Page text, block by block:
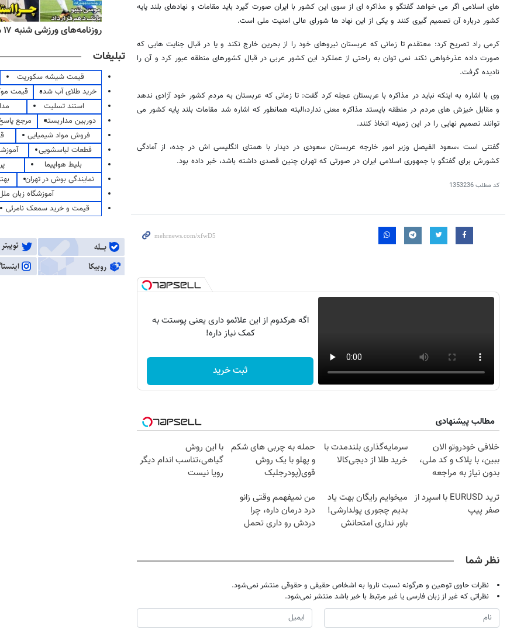
های اسلامی اگر می خواهد گفتگو و مذاکره ای از سوی این کشور با ایران صورت گیرد باید مقامات و نهادهای بلند پایه
کشور درباره آن تصمیم گیری کنند و یکی از این نهاد ها شورای عالی امنیت ملی است.
کرمی راد تصریح کرد: معتقدم تا زمانی که عربستان نیروهای خود را از بحرین خارج نکند و یا در قبال جنایت هایی که
صورت داده عذرخواهی نکند نمی توان به راحتی از عملکرد این کشور عربی در قبال کشورهای منطقه عبور کرد و آن را
نادیده گرفت.
وی با اشاره به اینکه نباید در مذاکره با عربستان عجله کرد گفت: تا زمانی که عربستان به مردم کشور خود آزادی ندهد
و مقابل خیزش های مردم در منطقه بایستد مذاکره معنی ندارد،البته همانطور که اشاره شد مقامات بلند پایه کشور می
توانند تصمیم نهایی را در این زمینه اتخاذ کنند.
گفتنی است ،سعود الفیصل وزیر امور خارجه عربستان سعودی در دیدار با همتای انگلیسی اش در جده، از آمادگی
کشورش برای گفتگو با جمهوری اسلامی ایران در صورتی که تهران چنین قصدی داشته باشد، خبر داده بود.
کد مطلب1353236
اگه هرکدوم از این علائمو داری یعنی پوستت به
کمک نیاز داره!
ثبت خرید
مطالب پیشنهادی
خلافی خودروتو الان
ببین، با پلاک و کد ملی،
بدون نیاز به مراجعه
سرمایه‌گذاری بلندمدت با
خرید طلا از دیجی‌کالا
حمله به چربی های شکم
و پهلو با یک روش
قوی(پودرجلبک
با این روش
گیاهی،تناسب اندام دیگر
رویا نیست
ترید EURUSD با اسپرد از
صفر پیپ
میخوایم رایگان بهت یاد
بدیم چجوری پولدارشی!
باور نداری امتحانش
من نمیفهمم وقتی زانو
درد درمان داره، چرا
دردش رو داری تحمل
نظر شما
نظرات حاوی توهین و هرگونه نسبت ناروا به اشخاص حقیقی و حقوقی منتشر نمی‌شود.
نظراتی که غیر از زبان فارسی یا غیر مرتبط با خبر باشد منتشر نمی‌شود.
روزنامه‌های صبح یکشنبه ۱۸ مرداد ۱۴۰۵ روزنامه‌های ورزشی شنبه ۱۷ مرداد ۱۴۰۵
تبلیغات
قیمت شیشه سکوریت
خرید طلای آب شده
قیمت
استند تسلیت
دوربین مداربسته
مرجع
فروش مواد شیمیایی
قطعات لباسشویی
بلیط هواپیما
نمایندگی بوش در تهران
آموزشگاه زبان
قیمت و خرید سمعک نامرئی